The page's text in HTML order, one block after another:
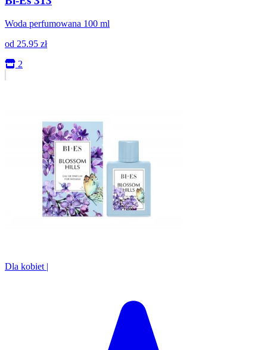
Woda perfumowana 100 ml
od 25.95 zł
2
Dla kobiet |